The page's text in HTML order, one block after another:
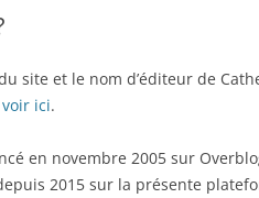
site et le nom d’éditeur de
ici.
en novembre 2005 sur
2015 sur la présente